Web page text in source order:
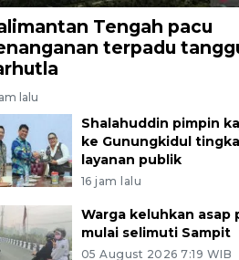
Tengah pacu
terpadu
lalu
Shalahuddin pimpin
ke Gunungkidul
layanan publik
16 jam lalu
Warga keluhkan asap
mulai selimuti Sampit
05 August 2026 7:19 WIB